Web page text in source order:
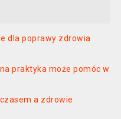
dla poprawy zdrowia
praktyka może pomóc w
a zdrowie